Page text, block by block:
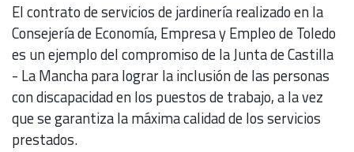
El contrato de servicios de jardinería realizado en la
Consejería de Economía, Empresa y Empleo de Toledo
es un ejemplo del compromiso de la Junta de Castilla
- La Mancha para lograr la inclusión de las personas
con discapacidad en los puestos de trabajo, a la vez
que se garantiza la máxima calidad de los servicios
prestados.